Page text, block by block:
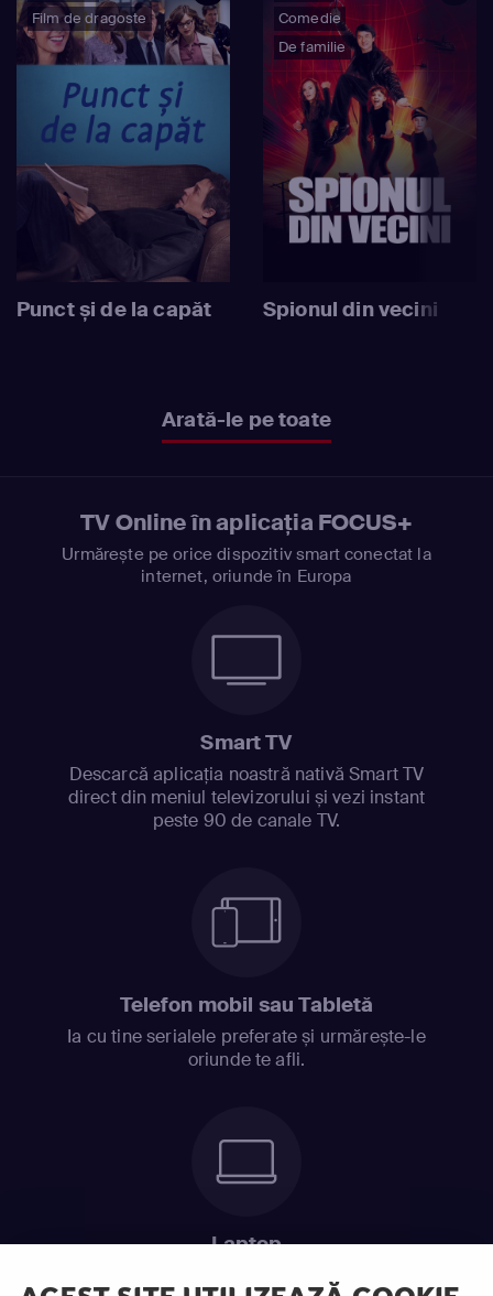
Film de dragoste
Punct și de la capăt
Comedie
De familie
Spionul din vecini
Arată-le pe toate
TV Online în aplicația FOCUS+
Urmărește pe orice dispozitiv smart conectat la
internet, oriunde în Europa
Smart TV
Descarcă aplicația noastră nativă Smart TV
direct din meniul televizorului și vezi instant
peste 90 de canale TV.
Telefon mobil sau Tabletă
Ia cu tine serialele preferate și urmărește-le
oriunde te afli.
Laptop